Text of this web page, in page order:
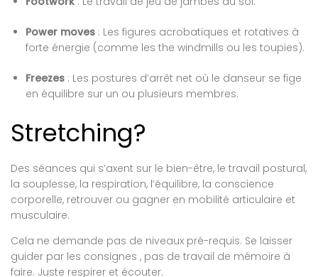
Power moves : Les figures acrobatiques et rotatives à
forte énergie (comme les the windmills ou les toupies).
Freezes : Les postures d’arrêt net où le danseur se fige
en équilibre sur un ou plusieurs membres.
Stretching?
Des séances qui s’axent sur le bien-être, le travail postural,
la souplesse, la respiration, l’équilibre, la conscience
corporelle, retrouver ou gagner en mobilité articulaire et
musculaire.
Cela ne demande pas de niveaux pré-requis. Se laisser
guider par les consignes , pas de travail de mémoire à
faire. Juste respirer et écouter.